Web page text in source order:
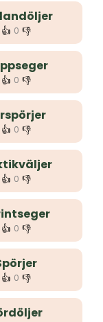
👍 0 👎
👍 0 👎
👍 0 👎
👍 0 👎
👍 0 👎
👍 0 👎